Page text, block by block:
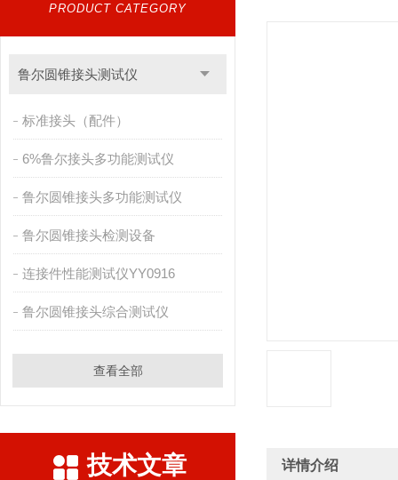
PRODUCT CATEGORY
鲁尔圆锥接头测试仪
标准接头（配件）
6%鲁尔接头多功能测试仪
鲁尔圆锥接头多功能测试仪
鲁尔圆锥接头检测设备
连接件性能测试仪YY0916
鲁尔圆锥接头综合测试仪
查看全部
技术文章 详情介绍